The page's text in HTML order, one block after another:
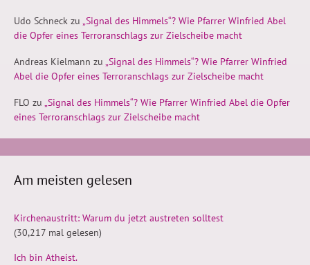
Udo Schneck zu „Signal des Himmels“? Wie Pfarrer Winfried Abel
die Opfer eines Terroranschlags zur Zielscheibe macht
Andreas Kielmann zu „Signal des Himmels“? Wie Pfarrer Winfried
Abel die Opfer eines Terroranschlags zur Zielscheibe macht
FLO zu „Signal des Himmels“? Wie Pfarrer Winfried Abel die Opfer
eines Terroranschlags zur Zielscheibe macht
Am meisten gelesen
Kirchenaustritt: Warum du jetzt austreten solltest
(30,217 mal gelesen)
Ich bin Atheist.